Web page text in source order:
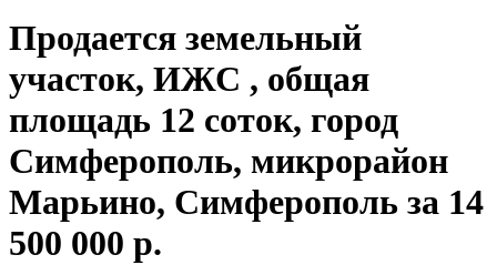
Продается земельный
участок, ИЖС , общая
площадь 12 соток, город
Симферополь, микрорайон
Марьино, Симферополь за 14
500 000 р.